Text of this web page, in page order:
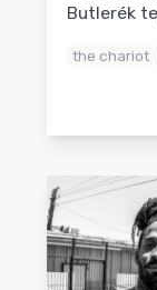
Butlerék
the chariot